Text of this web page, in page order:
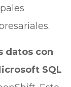
datos con
SQL